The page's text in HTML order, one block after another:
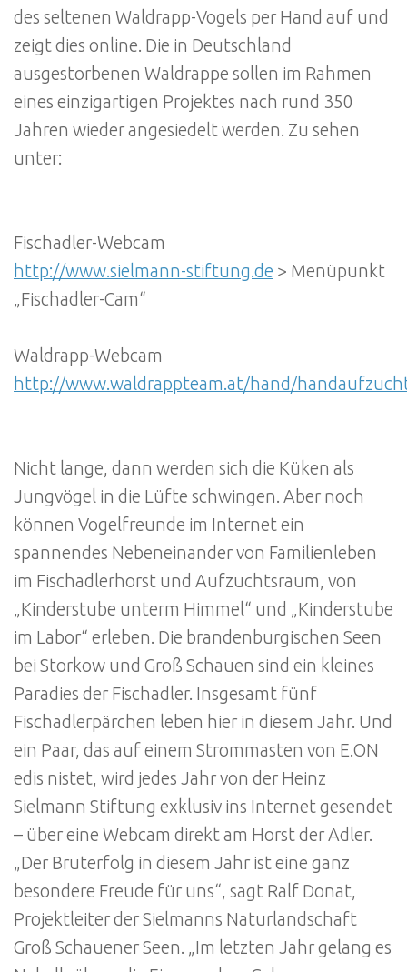
des seltenen Waldrapp-Vogels per Hand auf und
zeigt dies online. Die in Deutschland
ausgestorbenen Waldrappe sollen im Rahmen
eines einzigartigen Projektes nach rund 350
Jahren wieder angesiedelt werden. Zu sehen
unter:
Fischadler-Webcam
http://www.sielmann-stiftung.de > Menüpunkt
„Fischadler-Cam“
Waldrapp-Webcam
http://www.waldrappteam.at/hand/
Nicht lange, dann werden sich die Küken als
Jungvögel in die Lüfte schwingen. Aber noch
können Vogelfreunde im Internet ein
spannendes Nebeneinander von Familienleben
im Fischadlerhorst und Aufzuchtsraum, von
„Kinderstube unterm Himmel“ und „Kinderstube
im Labor“ erleben. Die brandenburgischen Seen
bei Storkow und Groß Schauen sind ein kleines
Paradies der Fischadler. Insgesamt fünf
Fischadlerpärchen leben hier in diesem Jahr. Und
ein Paar, das auf einem Strommasten von E.ON
edis nistet, wird jedes Jahr von der Heinz
Sielmann Stiftung exklusiv ins Internet gesendet
– über eine Webcam direkt am Horst der Adler.
„Der Bruterfolg in diesem Jahr ist eine ganz
besondere Freude für uns“, sagt Ralf Donat,
Projektleiter der Sielmanns Naturlandschaft
Groß Schauener Seen. „Im letzten Jahr gelang es